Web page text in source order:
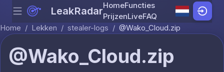
Skip to content
Menu LeakRadarHomeFuncties
PrijzenLiveFAQ
Home / Lekken / stealer-logs / @Wako_Cloud.zip
@Wako_Cloud.zip